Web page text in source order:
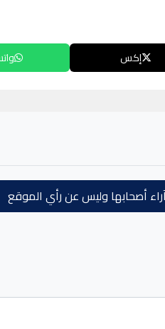
إكس
آراء أصحابها وليس عن رأي الموقع